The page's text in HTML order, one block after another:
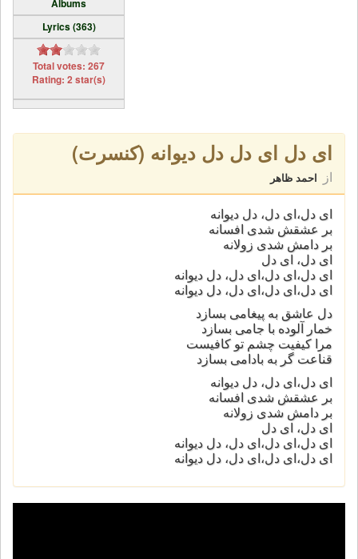
Albums
Lyrics (363)
Total votes: 267
Rating: 2 star(s)
ای دل ای دل دل دیوانه (کنسرت)
از احمد ظاهر
ای دل،ای دل، دل دیوانه
بر عشقش شدی افسانه
بر دامش شدی زولانه
ای دل، ای دل
ای دل،ای دل،ای دل، دل دیوانه
ای دل،ای دل،ای دل، دل دیوانه
دل عاشق به پیغامی بسازد
خمار آلوده با جامی بسازد
مرا کیفیت چشم تو کافیست
قناعت گر به بادامی بسازد
ای دل،ای دل، دل دیوانه
بر عشقش شدی افسانه
بر دامش شدی زولانه
ای دل، ای دل
ای دل،ای دل،ای دل، دل دیوانه
ای دل،ای دل،ای دل، دل دیوانه